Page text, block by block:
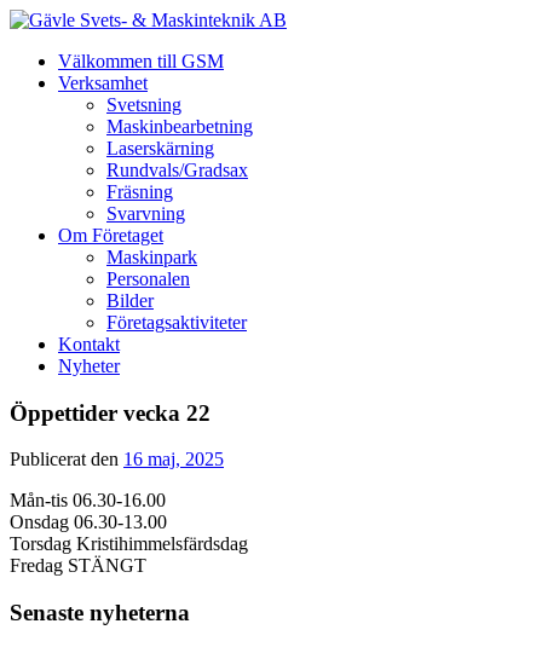
Välkommen till GSM
Verksamhet
Svetsning
Maskinbearbetning
Laserskärning
Rundvals/Gradsax
Fräsning
Svarvning
Om Företaget
Maskinpark
Personalen
Bilder
Företagsaktiviteter
Kontakt
Nyheter
Öppettider vecka 22
Publicerat den 16 maj, 2025
Mån-tis 06.30-16.00
Onsdag 06.30-13.00
Torsdag Kristihimmelsfärdsdag
Fredag STÄNGT
Senaste nyheterna